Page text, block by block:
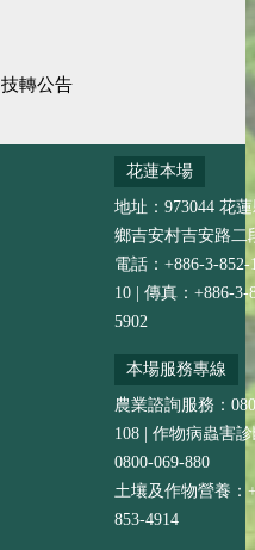
技轉公告
花蓮本場
地址：973044 花
鄉吉安村吉安路二
電話：+886-3-852-
10 | 傳真：+886-3-
5902
本場服務專線
農業諮詢服務：
108 | 作物病蟲害
0800-069-880
土壤及作物營養：
853-4914